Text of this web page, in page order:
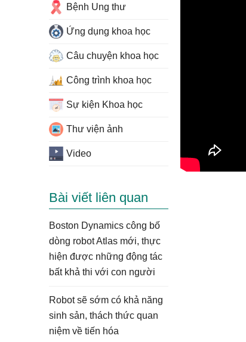
Bệnh Ung thư
Ứng dụng khoa học
Câu chuyện khoa học
Công trình khoa học
Sự kiện Khoa học
Thư viện ảnh
Video
Bài viết liên quan
Boston Dynamics công bố
dòng robot Atlas mới, thực
hiện được những động tác
bất khả thi với con người
Robot sẽ sớm có khả năng
sinh sản, thách thức quan
niệm về tiến hóa